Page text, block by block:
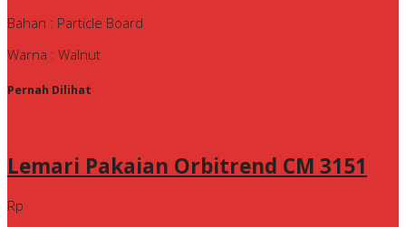
Bahan : Particle Board
Warna : Walnut
Pernah Dilihat
Lemari Pakaian Orbitrend CM 3151
Rp